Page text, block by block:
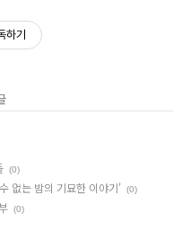
하기
(0)
없는 밤의 기묘한 이야기' (0)
(0)